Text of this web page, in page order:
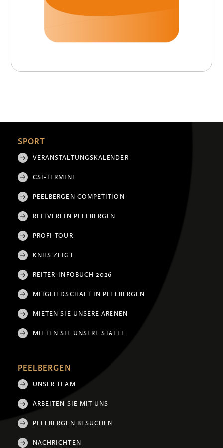
SPORT
VERANSTALTUNGSKALENDER
CSI-TERMINE
PEELBERGEN COMPETITION
REITVEREIN PEELBERGEN
PROFI-TOUR
KNHS ZEIGT
REITER-INFOBUCH 2026
MITGLIEDSCHAFT IN PEELBERGEN
MIETEN SIE UNSERE ARENEN
MIETEN SIE UNSERE STÄLLE
PEELBERGEN
UNSER TEAM
ARBEITEN SIE MIT UNS
PEELBERGEN BESUCHEN
NACHRICHTEN